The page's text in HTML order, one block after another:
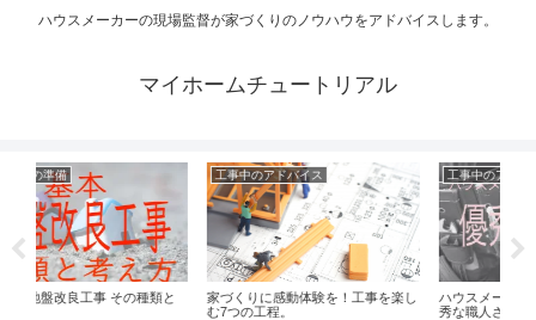
ハウスメーカーの現場監督が家づくりのノウハウをアドバイスします。
マイホームチュートリアル
のアドバイス
に感動体験を！工事を楽し
工事中のアドバイス
ハウスメーカー現場監督が考える優
秀な職人さんとは！？
家づくりの準備
これをやらずに
ません！